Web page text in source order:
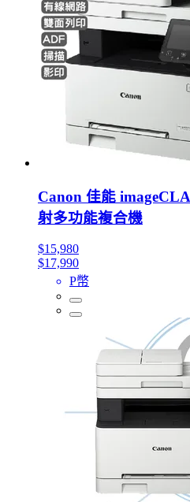
Canon 佳能
射多功能複合機
$15,980
$17,990
P幣